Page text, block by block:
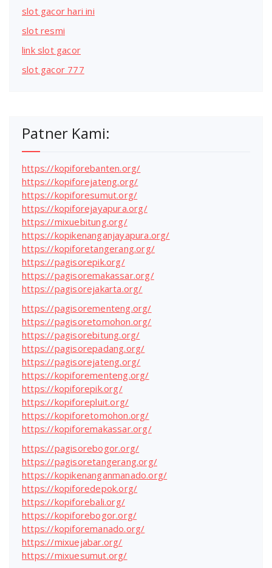
slot gacor hari ini
slot resmi
link slot gacor
slot gacor 777
Patner Kami:
https://kopiforebanten.org/
https://kopiforejateng.org/
https://kopiforesumut.org/
https://kopiforejayapura.org/
https://mixuebitung.org/
https://kopikenanganjayapura.org/
https://kopiforetangerang.org/
https://pagisorepik.org/
https://pagisoremakassar.org/
https://pagisorejakarta.org/
https://pagisorementeng.org/
https://pagisoretomohon.org/
https://pagisorebitung.org/
https://pagisorepadang.org/
https://pagisorejateng.org/
https://kopiforementeng.org/
https://kopiforepik.org/
https://kopiforepluit.org/
https://kopiforetomohon.org/
https://kopiforemakassar.org/
https://pagisorebogor.org/
https://pagisoretangerang.org/
https://kopikenanganmanado.org/
https://kopiforedepok.org/
https://kopiforebali.org/
https://kopiforebogor.org/
https://kopiforemanado.org/
https://mixuejabar.org/
https://mixuesumut.org/